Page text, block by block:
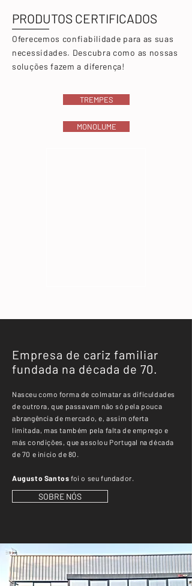
PRODUTOS CERTIFICADOS
Oferecemos confiabilidade para as suas
necessidades. Descubra como as nossas
soluções fazem a diferença!
TREMPES
MONOLUME
Empresa de cariz familiar
fundada na década de 70.
Nasceu como forma de colmatar as dificuldades
de outrora, que passavam não só pela pouca
abrangência de mercado, e, assim oferta
limitada, mas também pela falta de emprego e
más condições, que assolou Portugal na década
de 70 e início de 80.
Augusto Santos foi o seu fundador.
SOBRE NÓS